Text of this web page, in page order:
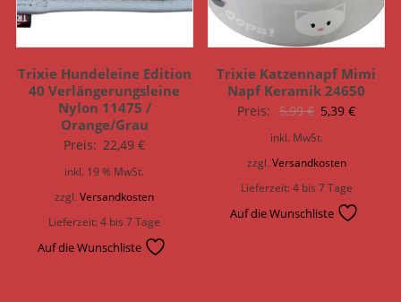
Trixie Hundeleine Edition
40 Verlängerungsleine
Nylon 11475 /
Orange/Grau
Preis: 22,49€
inkl. 19 % MwSt.
zzgl.Versandkosten
Lieferzeit:4 bis 7 Tage
Auf die Wunschliste
Trixie Katzennapf Mimi
Napf Keramik 24650
Preis: 5,99€
Preis
5,39€
inkl. MwSt.
zzgl.Versandkosten
Lieferzeit:4 bis 7 Tage
Auf die Wunschliste